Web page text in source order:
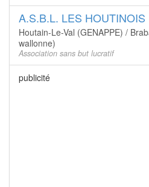
A.S.B.L. LES HOUTINOIS
Houtain-Le-Val (GENAPPE) /
wallonne)
Association sans but lucratif
publicité